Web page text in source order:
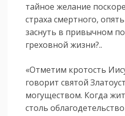
тайное желание
страха смертного,
заснуть в привычном
греховной жизни?..
«Отметим кротость
говорит святой
могуществом. Когда
столь